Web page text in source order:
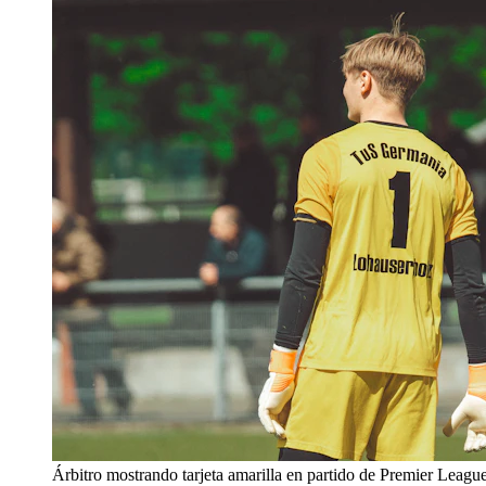
Árbitro mostrando tarjeta amarilla en partido de Premier